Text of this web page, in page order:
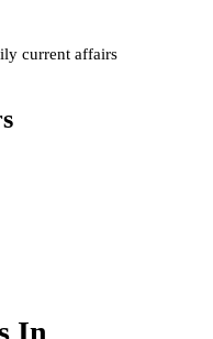
current affairs
In